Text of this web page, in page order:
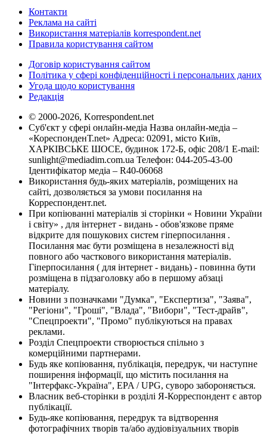
Контакти
Реклама на сайті
Використання матеріалів korrespondent.net
Правила користування сайтом
Договір користування сайтом
Політика у сфері конфіденційності і персональних даних
Угода щодо користування
Редакція
© 2000-2026, Korrespondent.net
Суб'єкт у сфері онлайн-медіа Назва онлайн-медіа –
«КореспонденТ.net» Адреса: 02091, місто Київ,
ХАРКІВСЬКЕ ШОСЕ, будинок 172-Б, офіс 208/1 E-mail:
sunlight@mediadim.com.ua Телефон: 044-205-43-00
Ідентифікатор медіа – R40-06068
Використання будь-яких матеріалів, розміщених на
сайті, дозволяється за умови посилання на
Корреспондент.net.
При копіюванні матеріалів зі сторінки « Новини України
і світу» , для інтернет - видань - обов'язкове пряме
відкрите для пошукових систем гіперпосилання .
Посилання має бути розміщена в незалежності від
повного або часткового використання матеріалів.
Гіперпосилання ( для інтернет - видань) - повинна бути
розміщена в підзаголовку або в першому абзаці
матеріалу.
Новини з позначками "Думка", "Експертиза", "Заява",
"Регіони", "Гроші", "Влада", "Вибори", "Тест-драйв",
"Спецпроекти", "Промо" публікуються на правах
реклами.
Розділ Спецпроекти створюється спільно з
комерційними партнерами.
Будь яке копіювання, публікація, передрук, чи наступне
поширення інформації, що містить посилання на
"Інтерфакс-Україна", EPA / UPG, суворо забороняється.
Власник веб-сторінки в розділі Я-Корреспондент є автор
публікації.
Будь-яке копіювання, передрук та відтворення
фотографічних творів та/або аудіовізуальних творів